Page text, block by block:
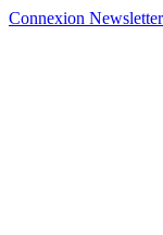
Connexion Newsletter